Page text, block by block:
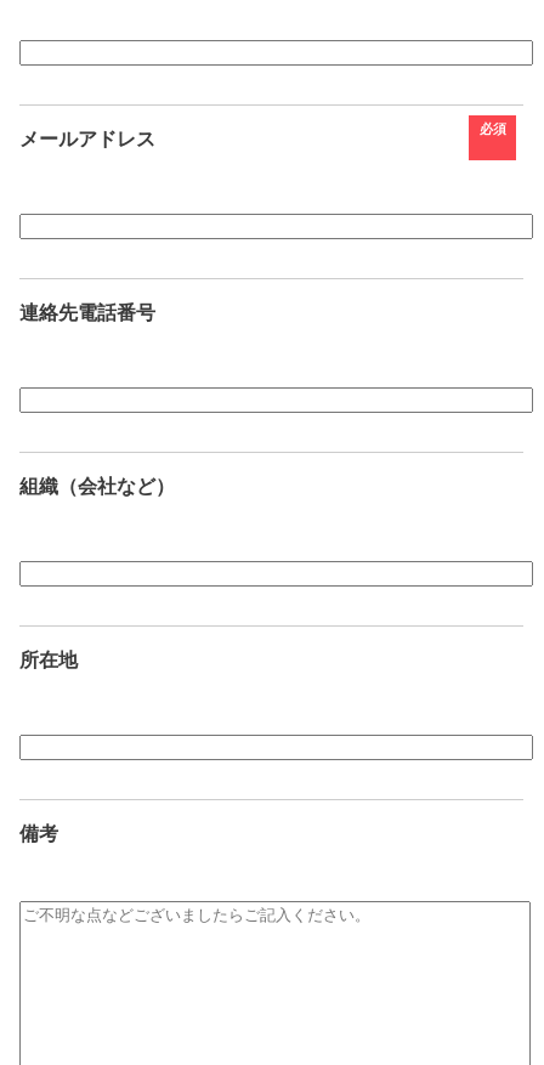
メールアドレス 必須
連絡先電話番号
組織（会社など）
所在地
備考